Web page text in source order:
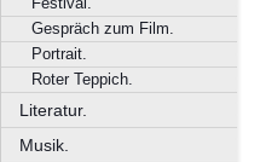
Gespräch zum Film.
Portrait.
Roter Teppich.
Literatur.
Musik.